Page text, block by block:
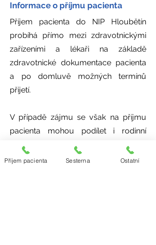
Informace o příjmu pacienta
Příjem pacienta do NIP Hloubětín
probíhá přímo mezi zdravotnickými
zařízeními a lékaři na základě
zdravotnické dokumentace pacienta
a po domluvě možných termínů
přijetí.
V případě zájmu se však na příjmu
pacienta mohou podílet i rodinní
příslušníci a to prověřením
dostupnosti volného lůžka. Dále je již
Příjem pacienta Sesterna Ostatní